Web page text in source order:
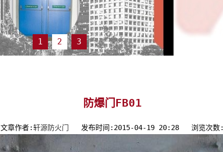
1 2 3
防爆门FB01
文章作者:轩源防火门 发布时间:2015-04-19 20:28 浏览次数: